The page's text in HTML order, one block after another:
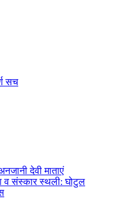
सच
देवी माताएं
व संस्कार स्थली: घोटुल